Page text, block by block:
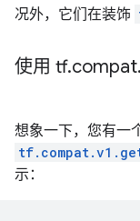
况外，它们在装饰
使用 tf.compat.
想象一下，您有一
示：